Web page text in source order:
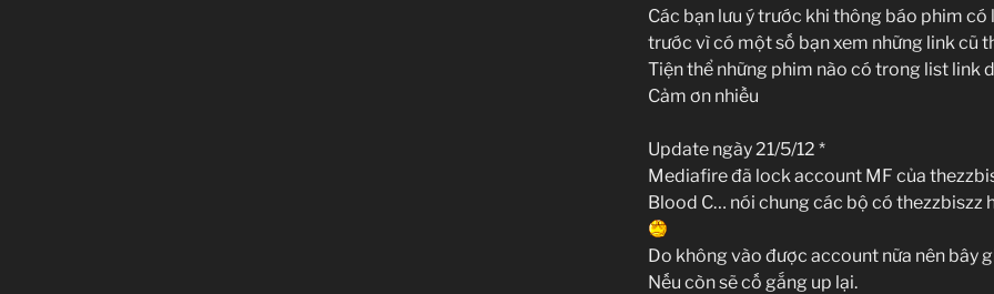
Các bạn lưu ý trước khi thông báo phim
trước vì có một số bạn xem những link cũ
Tiện thể những phim nào có trong list link
Cảm ơn nhiều
Update ngày 21/5/12 *
Mediafire đã lock account MF của
Blood C… nói chung các bộ có thezzbiszz
Do không vào được account nữa nên bây
Nếu còn sẽ cố gắng up lại.